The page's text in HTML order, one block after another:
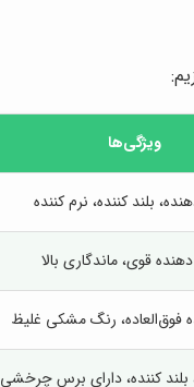
ویژگی‌ها
بلند کننده، نرم کننده
قوی، ماندگاری بالا
فوق‌العاده، رنگ مشکی غلیظ
کننده، دارای برس چرخشی